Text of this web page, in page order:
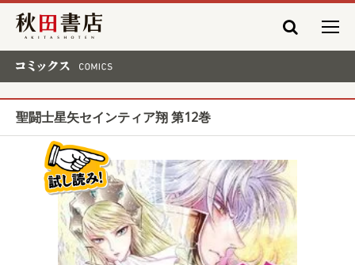
秋田書店
聖闘士星矢セインティア翔 第12巻